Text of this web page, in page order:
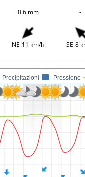
0.6 mm -
NE-11 km/h SE-8
Pressione
Precipitazioni